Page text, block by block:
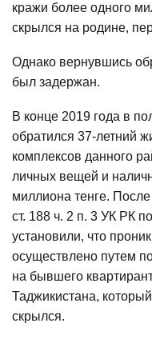
кражи более одного
скрылся на родине,
Однако вернувшись
был задержан.
В конце 2019 года в
обратился 37-летний
комплексов данного
личных вещей и
миллиона тенге.
ст. 188 ч. 2 п. 3 УК РК
установили, что
осуществлено путем
на бывшего
Таджикистана,
скрылся.